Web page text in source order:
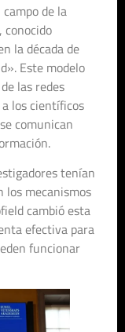
de la
la década de
Este modelo
las redes
los científicos
comunican
tenían
los mecanismos
cambió esta
efectiva para
funcionar